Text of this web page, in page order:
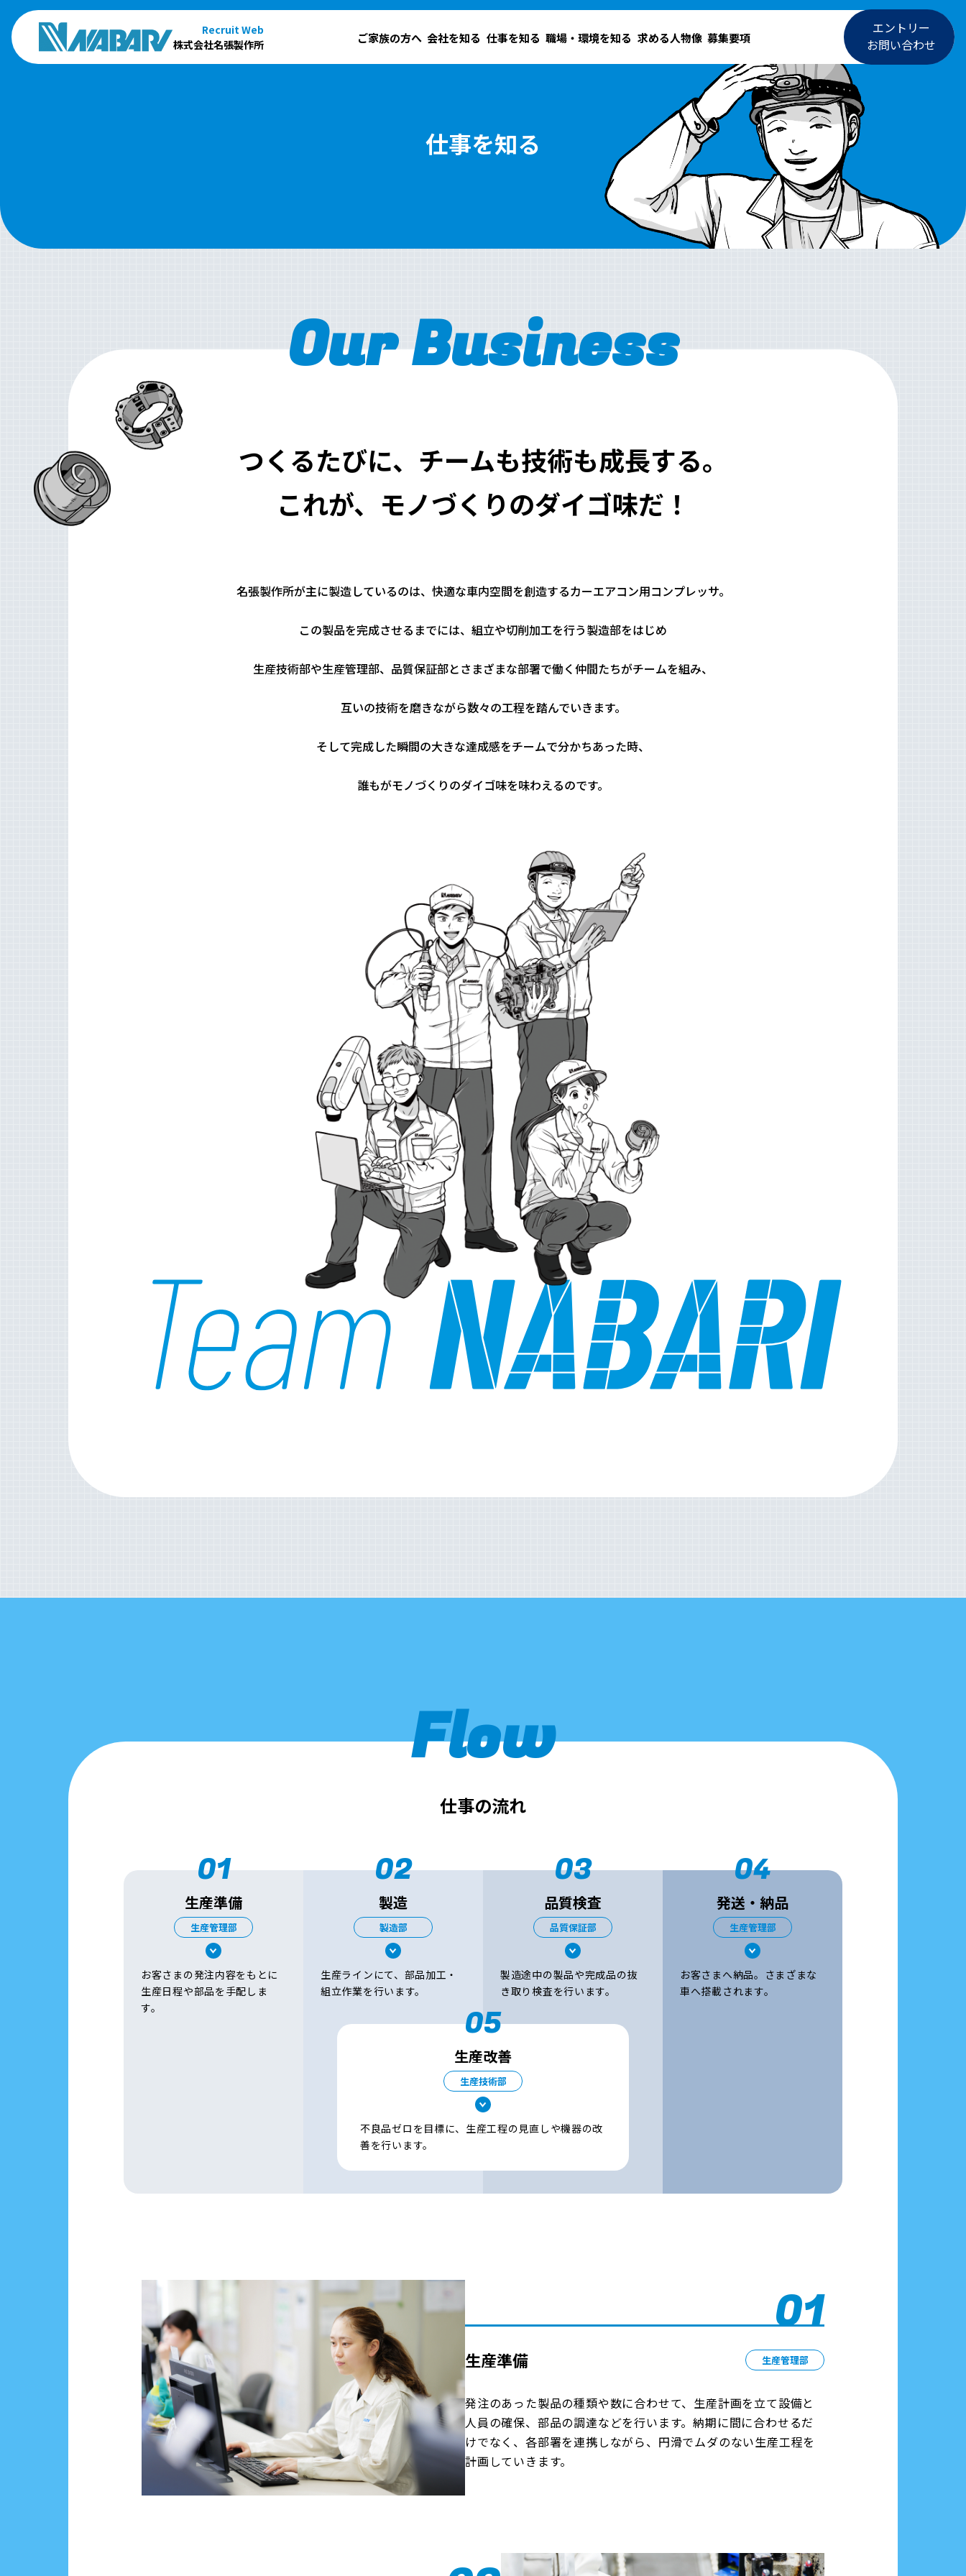
Recruit Web
株式会社名張製作所
ご家族の方へ 会社を知る 仕事を知る 職場・環境を知る 求める人物像 募集要項
エントリー
お問い合わせ
仕事を知る
Our Business
つくるたびに、 チームも技術も成⻑する。
これが、モノづくりのダイゴ味だ！
名張製作所が主に製造しているのは、快適な⾞内空間を創造するカーエアコン用コンプレッサ。
この製品を完成させるまでには、組⽴や切削加⼯を⾏う製造部をはじめ
⽣産技術部や⽣産管理部、品質保証部とさまざまな部署で働く仲間たちがチームを組み、
互いの技術を磨きながら数々の⼯程を踏んでいきます。
そして完成した瞬間の⼤きな達成感をチームで分かちあった時、
誰もがモノづくりのダイゴ味を味わえるのです。
Flow
仕事の流れ
01
生産準備
生産管理部
お客さまの発注内容をもとに
生産日程や部品を手配しま
す。
02
製造
製造部
生産ラインにて、部品加工・
組立作業を行います。
03
品質検査
品質保証部
製造途中の製品や完成品の抜
き取り検査を行います。
05
生産改善
生産技術部
不良品ゼロを目標に、生産工程の見直しや機器の改
善を行います。
04
発送・納品
生産管理部
お客さまへ納品。さまざまな
車へ搭載されます。
01
生産準備 生産管理部
発注のあった製品の種類や数に合わせて、生産計画を立て設備と
人員の確保、部品の調達などを行います。納期に間に合わせるだ
けでなく、各部署を連携しながら、円滑でムダのない生産工程を
計画していきます。